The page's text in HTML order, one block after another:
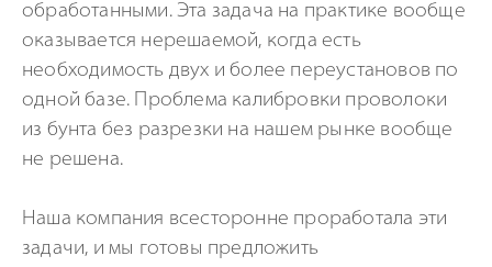
обработанными. Эта задача на практике вообще
оказывается нерешаемой, когда есть
необходимость двух и более переустановов по
одной базе. Проблема калибровки проволоки
из бунта без разрезки на нашем рынке вообще
не решена.
Наша компания всесторонне проработала эти
задачи, и мы готовы предложить